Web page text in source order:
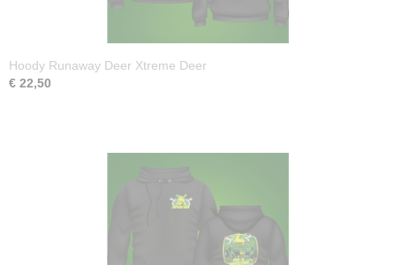
Hoody Runaway Deer Xtreme Deer
€ 22,50